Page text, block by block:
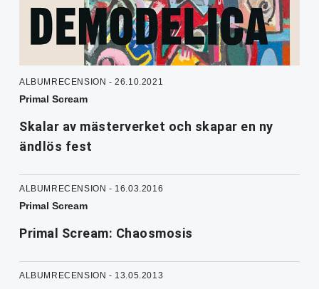
ALBUMRECENSION - 26.10.2021
Primal Scream
Skalar av mästerverket och skapar en ny
ändlös fest
ALBUMRECENSION - 16.03.2016
Primal Scream
Primal Scream: Chaosmosis
ALBUMRECENSION - 13.05.2013